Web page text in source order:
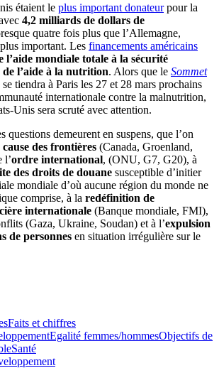
étaient le plus important donateurpour la
4,2 milliards de dollars de
quatre fois plus que l’Allemagne,
important. Les financements américains
l’aide mondiale totale à la sécurité
l’aide à la nutrition. Alors que le Sommet
se tiendra à Paris les 27 et 28 mars prochains
internationale contre la malnutrition,
Unis sera scruté avec attention.
questions demeurent en suspens, que l’on
cause des frontières (Canada, Groenland,
l’ordre international, (ONU, G7, G20), à
des droits de douane susceptible d’initier
mondiale d’où aucune région du monde ne
comprise, à la redéfinition de
internationale (Banque mondiale, FMI),
(Gaza, Ukraine, Soudan) et à l’expulsion
de personnes en situation irrégulière sur le
Faits et chiffres
Egalité femmes/hommesObjectifs de
Santé